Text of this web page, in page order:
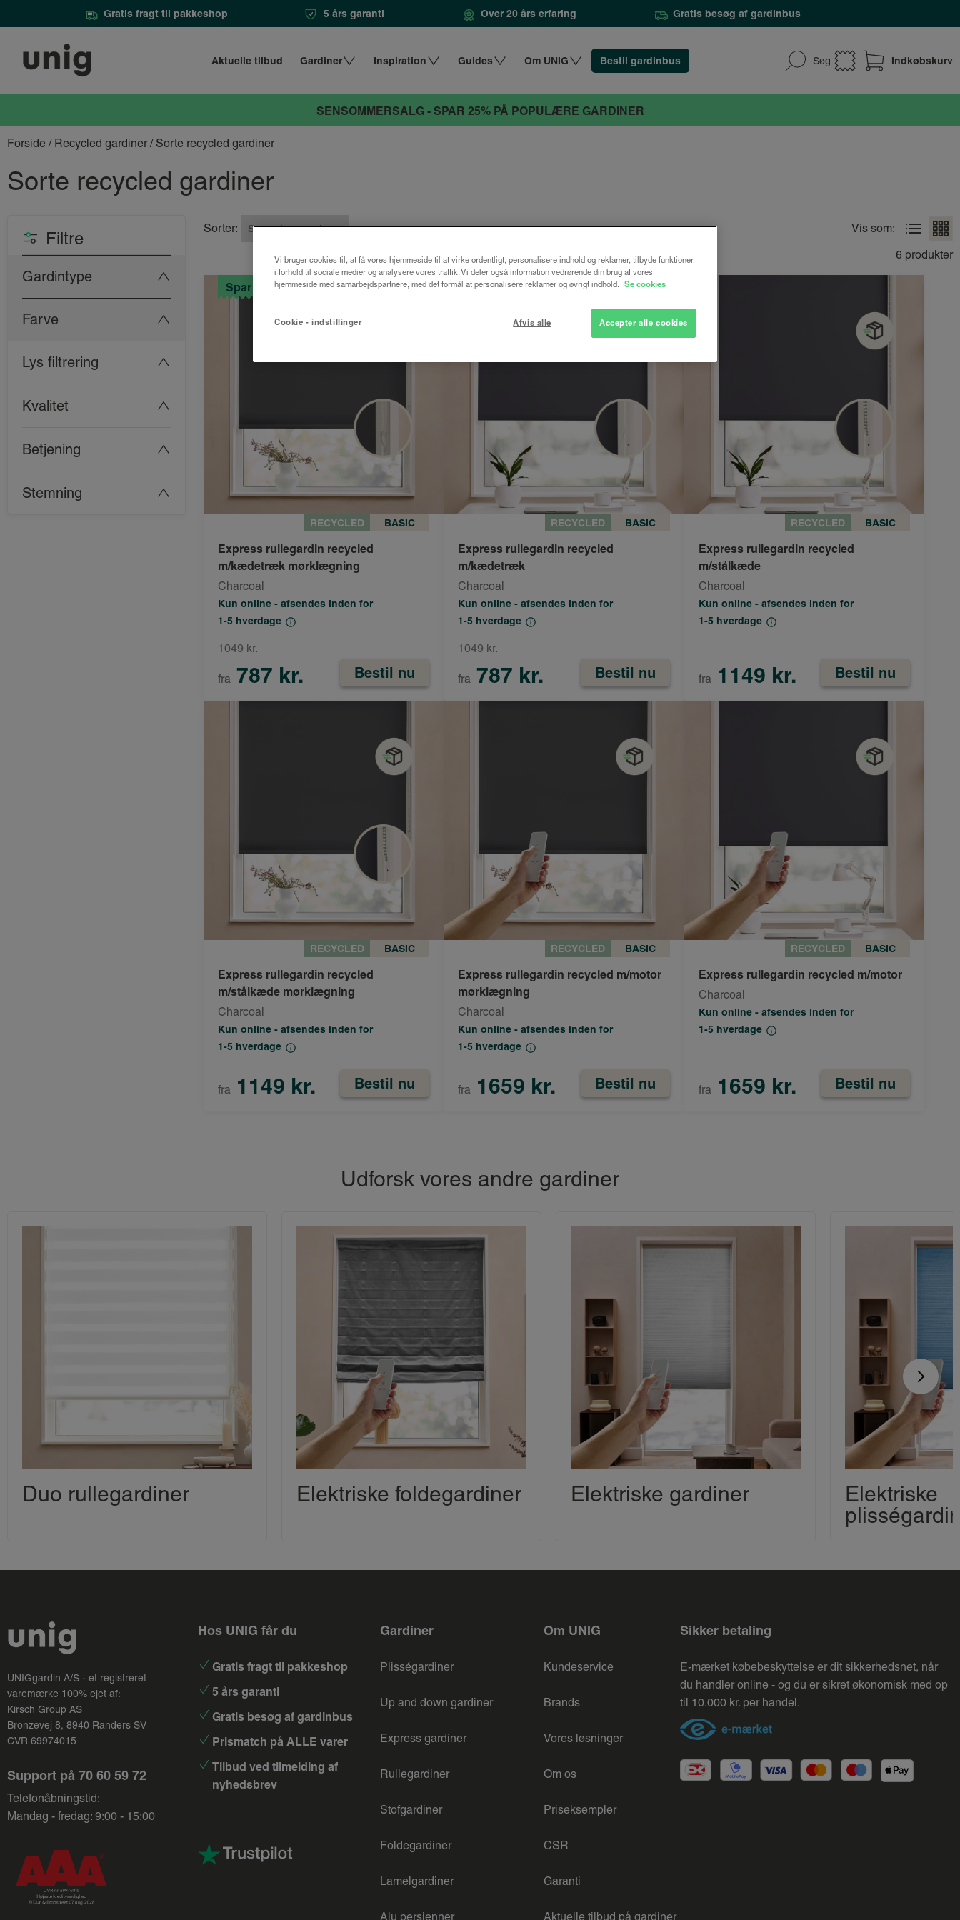
Gratis fragt til pakkeshop 5 års garanti Over 20 års erfaring Gratis besøg af gardinbus
Søg Indkøbskurv
Aktuelle tilbud Gardiner Inspiration Guides Om UNIG Bestil gardinbus
SENSOMMERSALG - SPAR 25% PÅ POPULÆRE GARDINER
Forside / Recycled gardiner/ Sorte recycled gardiner
Sorte recycled gardiner
Filtre
Gardintype
Farve
Lys filtrering
Kvalitet
Betjening
Stemning
Sorter:
Vis som:
6 produkter
Spar 25%
RECYCLED BASIC
Express rullegardin recycled
m/kædetræk mørklægning
Charcoal
Kun online - afsendes inden for
1-5 hverdage
fra 787 kr.
1049 kr.
Bestil nu
Spar 25%
RECYCLED BASIC
Express rullegardin recycled
m/kædetræk
Charcoal
Kun online - afsendes inden for
1-5 hverdage
fra 787 kr.
1049 kr.
Bestil nu
RECYCLED BASIC
Express rullegardin recycled
m/stålkæde
Charcoal
Kun online - afsendes inden for
1-5 hverdage
fra 1149 kr. Bestil nu
RECYCLED BASIC
Express rullegardin recycled
m/stålkæde mørklægning
Charcoal
Kun online - afsendes inden for
1-5 hverdage
fra 1149 kr. Bestil nu
RECYCLED BASIC
Express rullegardin recycled m/motor
mørklægning
Charcoal
Kun online - afsendes inden for
1-5 hverdage
fra 1659 kr. Bestil nu
RECYCLED BASIC
Express rullegardin recycled m/motor
Charcoal
Kun online - afsendes inden for
1-5 hverdage
fra 1659 kr. Bestil nu
Udforsk vores andre gardiner
Duo rullegardiner Elektriske foldegardiner Elektriske gardiner
Elektriske
UNIGgardin A/S - et registreret
varemærke 100% ejet af:
Kirsch Group AS
Bronzevej 8, 8940 Randers SV
CVR 69974015
Support på 70 60 59 72
Telefonåbningstid:
Mandag - fredag: 9:00 - 15:00
Hos UNIG får du
Gratis fragt til pakkeshop
5 års garanti
Gratis besøg af gardinbus
Prismatch på ALLE varer
Tilbud ved tilmelding af
nyhedsbrev
Gardiner
Plisségardiner
Up and down gardiner
Express gardiner
Rullegardiner
Stofgardiner
Foldegardiner
Lamelgardiner
Alu persienner
Om UNIG
Kundeservice
Brands
Vores løsninger
Om os
Priseksempler
CSR
Garanti
Aktuelle tilbud på gardiner
Sikker betaling
E-mærket købebeskyttelse er dit sikkerhedsnet, når
du handler online - og du er sikret økonomisk med op
til 10.000 kr. per handel.
Vi bruger cookies til, at få vores hjemmeside til at virke ordentligt, personalisere indhold og reklamer, tilbyde funktioner
i forhold til sociale medier og analysere vores traffik. Vi deler også information vedrørende din brug af vores
hjemmeside med samarbejdspartnere, med det formål at personalisere reklamer og øvrigt indhold. Se cookies
Cookie - indstillinger Afvis alle Accepter alle cookies